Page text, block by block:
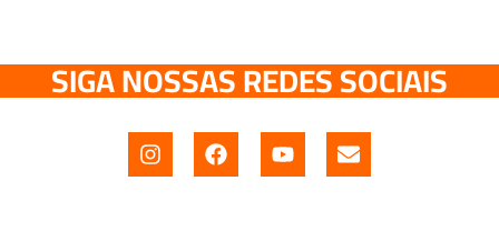
SIGA NOSSAS REDES SOCIAIS